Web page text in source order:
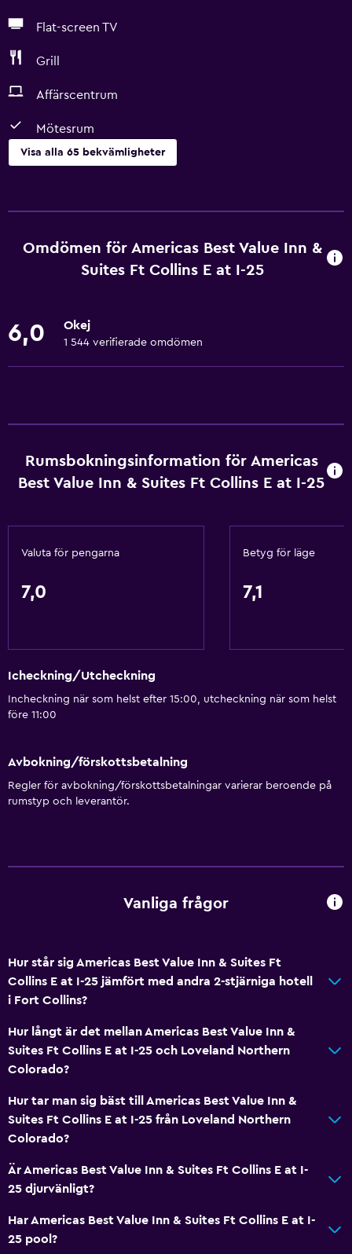
Flat-screen TV
Grill
Affärscentrum
Mötesrum
Visa alla 65 bekvämligheter
Konferensrum
Bankomat på plats
Affärscentrum
Kassaskåp
Mötesrum
Grundläggande bekvämligheter
Gratis toalettartiklar
Schampo
Luftkonditionering
Papperskorgar
Tillgänglighet och lämplighet
Rökfria rum tillgängliga
Badrum
Badkar
Spabad
Toalettpapper
Privat badrum
Kök
Mikrovågsugn
Kylskåp
Omdömen för Americas Best Value Inn &
Suites Ft Collins E at I-25
6,0 Okej
1 544 verifierade omdömen
Rumsbokningsinformation för Americas
Best Value Inn & Suites Ft Collins E at I-25
Valuta för pengarna
7,0
Betyg för läge
7,1
Icheckning/Utcheckning
Incheckning när som helst efter 15:00, utcheckning när som helst
före 11:00
Avbokning/förskottsbetalning
Regler för avbokning/förskottsbetalningar varierar beroende på
rumstyp och leverantör.
Vanliga frågor
Hur står sig Americas Best Value Inn & Suites Ft
Collins E at I-25 jämfört med andra 2-stjärniga hotell
i Fort Collins?
Hur långt är det mellan Americas Best Value Inn &
Suites Ft Collins E at I-25 och Loveland Northern
Colorado?
Hur tar man sig bäst till Americas Best Value Inn &
Suites Ft Collins E at I-25 från Loveland Northern
Colorado?
Är Americas Best Value Inn & Suites Ft Collins E at I-
25 djurvänligt?
Har Americas Best Value Inn & Suites Ft Collins E at I-
25 pool?